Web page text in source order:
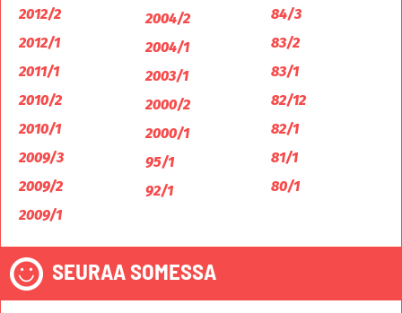
2012/2
2012/1
2011/1
2010/2
2010/1
2009/3
2009/2
2009/1
2004/2
2004/1
2003/1
2000/2
2000/1
95/1
92/1
84/3
83/2
83/1
82/12
82/1
81/1
80/1
SEURAA SOMESSA